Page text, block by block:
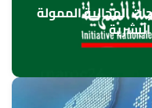
المجالية الممولة